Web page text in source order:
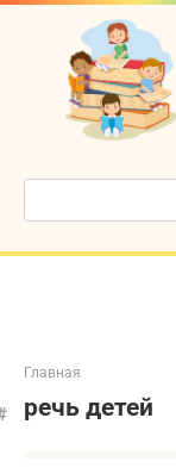
Перейти
контенту
Поиск:
Главная
речь детей